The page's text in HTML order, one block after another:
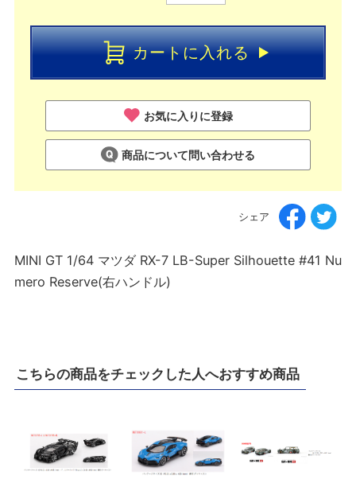
カートに入れる
お気に入りに登録
商品について問い合わせる
シェア
MINI GT 1/64 マツダ RX-7 LB-Super Silhouette #41 Nu
mero Reserve(右ハンドル)
こちらの商品をチェックした人へおすすめ商品